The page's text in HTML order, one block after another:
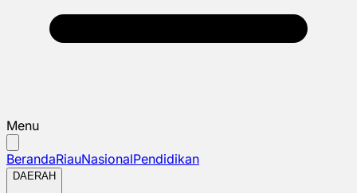
Menu
BerandaRiauNasionalPendidikan
DAERAH